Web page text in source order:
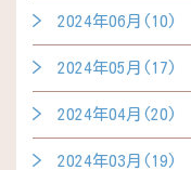
2024年06月(10)
2024年05月(17)
2024年04月(20)
2024年03月(19)